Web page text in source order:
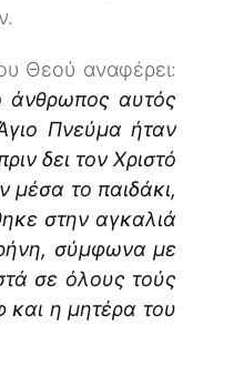
Θεού αναφέρει:
άνθρωπος αυτός
Πνεύμα ήταν
δει τον Χριστό
μέσα το παιδάκι,
στην αγκαλιά
σύμφωνα με
σε όλους τούς
η μητέρα του